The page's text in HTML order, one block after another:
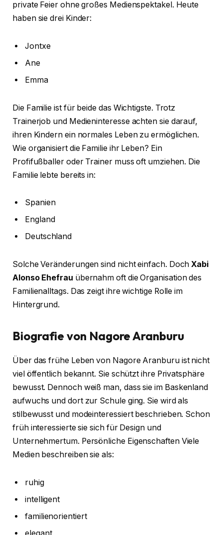
private Feier ohne großes Medienspektakel. Heute
haben sie drei Kinder:
Jontxe
Ane
Emma
Die Familie ist für beide das Wichtigste. Trotz
Trainerjob und Medieninteresse achten sie darauf,
ihren Kindern ein normales Leben zu ermöglichen.
Wie organisiert die Familie ihr Leben? Ein
Profifußballer oder Trainer muss oft umziehen. Die
Familie lebte bereits in:
Spanien
England
Deutschland
Solche Veränderungen sind nicht einfach. DochXabi
Alonso Ehefrau übernahm oft die Organisation des
Familienalltags. Das zeigt ihre wichtige Rolle im
Hintergrund.
Biografie von Nagore Aranburu
Über das frühe Leben von Nagore Aranburu ist nicht
viel öffentlich bekannt. Sie schützt ihre Privatsphäre
bewusst. Dennoch weiß man, dass sie im Baskenland
aufwuchs und dort zur Schule ging. Sie wird als
stilbewusst und modeinteressiert beschrieben. Schon
früh interessierte sie sich für Design und
Unternehmertum. Persönliche Eigenschaften Viele
Medien beschreiben sie als:
ruhig
intelligent
familienorientiert